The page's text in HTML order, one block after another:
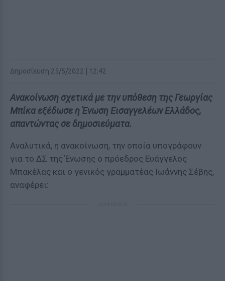
Δημοσίευση 25/5/2022 | 12:42
Ανακοίνωση σχετικά με την υπόθεση της Γεωργίας
Μπίκα εξέδωσε η Ένωση Εισαγγελέων Ελλάδος,
απαντώντας σε δημοσιεύματα.
Αναλυτικά, η ανακοίνωση, την οποία υπογράφουν
για το ΔΣ της Ένωσης ο πρόεδρος Ευάγγελος
Μπακέλας και ο γενικός γραμματέας Ιωάννης Σέβης,
αναφέρει: